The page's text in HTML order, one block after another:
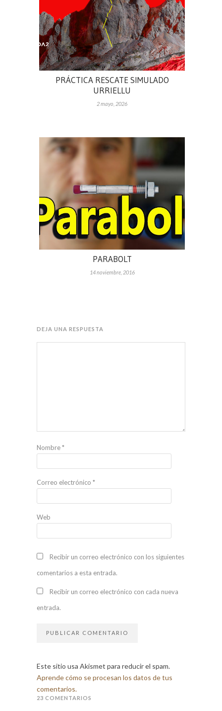
PRÁCTICA RESCATE SIMULADO
URRIELLU
2 mayo, 2026
PARABOLT
14 noviembre, 2016
DEJA UNA RESPUESTA
Nombre*
Correo electrónico *
Web
Recibir un correo electrónico con los siguientes
comentarios a esta entrada.
Recibir un correo electrónico con cada nueva
entrada.
Este sitio usa Akismet para reducir el spam.
Aprende cómo se procesan los datos de tus
comentarios.
23 COMENTARIOS